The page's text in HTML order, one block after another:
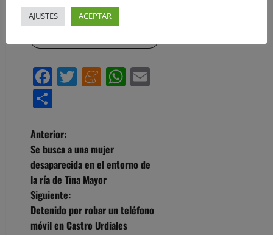
Visitar el sitio web
Facebook
Twitter
Meneame
WhatsApp
N
a
v
e
Anterior:
Se busca a una mujer
desaparecida en el entorno de
la ría de Tina Mayor
Siguiente:
Detenido por robar un teléfono
móvil en Castro Urdiales
AJUSTES ACEPTAR